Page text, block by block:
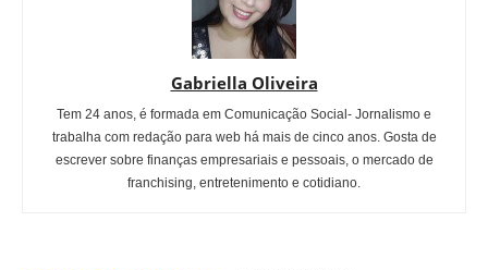
Gabriella Oliveira
Tem 24 anos, é formada em Comunicação Social- Jornalismo e
trabalha com redação para web há mais de cinco anos. Gosta de
escrever sobre finanças empresariais e pessoais, o mercado de
franchising, entretenimento e cotidiano.